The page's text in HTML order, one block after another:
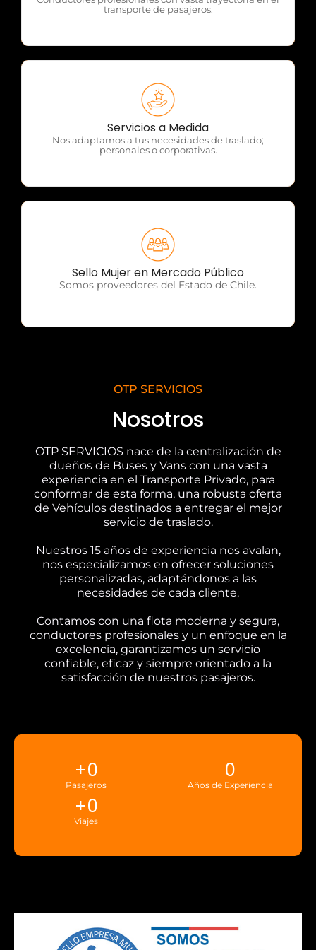
transporte de pasajeros.
Servicios a Medida
Nos adaptamos a tus necesidades de traslado;
personales o corporativas.
OTP Servicios
Sello Mujer en Mercado Público
Somos proveedores del Estado de Chile.
OTP Servicios
OTP SERVICIOS
Nosotros
OTP SERVICIOS nace de la centralización de
dueños de Buses y Vans con una vasta
experiencia en el Transporte Privado, para
conformar de esta forma, una robusta oferta
de Vehículos destinados a entregar el mejor
servicio de traslado.
Nuestros 15 años de experiencia nos avalan,
nos especializamos en ofrecer soluciones
personalizadas, adaptándonos a las
necesidades de cada cliente.
Contamos con una flota moderna y segura,
conductores profesionales y un enfoque en la
excelencia, garantizamos un servicio
confiable, eficaz y siempre orientado a la
satisfacción de nuestros pasajeros.
Pasajeros
+0
Años de Experiencia
0
Viajes
+0